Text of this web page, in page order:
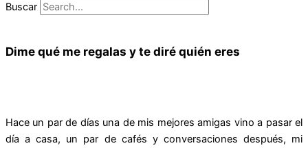
Buscar
Dime qué me regalas y te diré quién eres
Hace un par de días una de mis mejores amigas vino a pasar el
día a casa, un par de cafés y conversaciones después, mi